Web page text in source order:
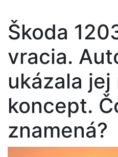
Škoda
vracia.
ukázala jej
koncept.
znamená?